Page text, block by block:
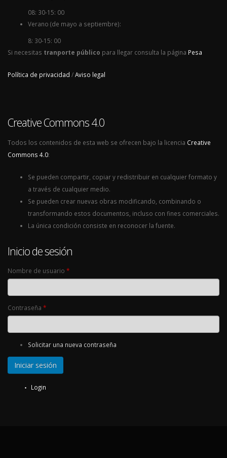
08: 30-15: 00
Verano (de mayo a septiembre):
8: 30-15: 00
Si necesitas tranporte público para llegar consulta la página Pesa
Política de privacidad /Aviso legal
Creative Commons 4.0
Todos los contenidos de esta web se ofrecen bajo la licencia Creative
Commons 4.0:
Se pueden compartir, copiar y redistribuir en cualquier formato y
a través de cualquier medio.
Se pueden crear nuevas obras modificando, combinando o
transformando estos documentos, incluso con fines comerciales.
La única condición consiste en reconocer la fuente.
Inicio de sesión
Nombre de usuario *
Contraseña *
Solicitar una nueva contraseña
Login